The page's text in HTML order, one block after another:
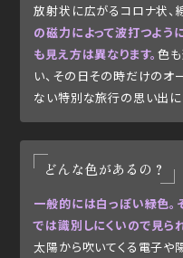
放射状に広がるコロナ状、
の磁力によって波打つよう
も見え方は異なります。色
い、その日その時だけのオ
ない特別な旅行の思い出に
どんな色があるの？
一般的には白っぽい緑色。
では識別しにくいので見ら
太陽から吹いてくる電子